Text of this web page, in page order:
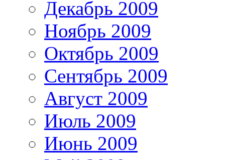
Декабрь 2009
Ноябрь 2009
Октябрь 2009
Сентябрь 2009
Август 2009
Июль 2009
Июнь 2009